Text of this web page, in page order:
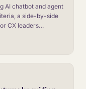
AI chatbot and agent
a side-by-side
CX leaders